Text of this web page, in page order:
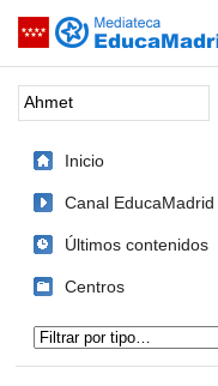
Saltar navegación
Palabra o frase:
Inicio
Canal EducaMadrid
Últimos contenidos
Centros